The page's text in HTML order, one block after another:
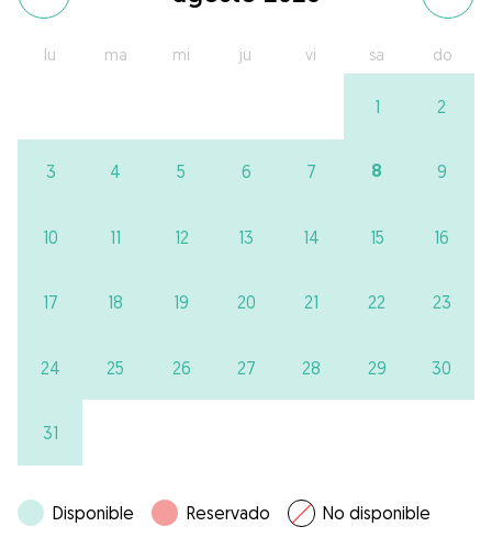
lu ma mi ju vi sa do
1 2
3 4 5 6 7 8 9
10 11 12 13 14 15 16
17 18 19 20 21 22 23
24 25 26 27 28 29 30
31
Disponible Reservado No disponible